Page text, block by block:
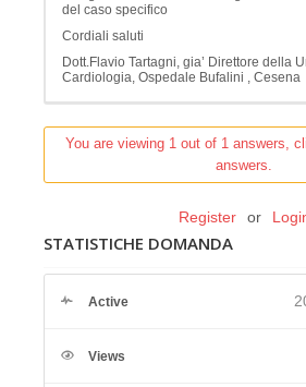
del caso specifico
Cordiali saluti
Dott.Flavio Tartagni, gia’ Direttore della
Cardiologia, Ospedale Bufalini , Cesena
You are viewing 1 out of 1 answers,
answers.
Register or
STATISTICHE DOMANDA
Active
Views